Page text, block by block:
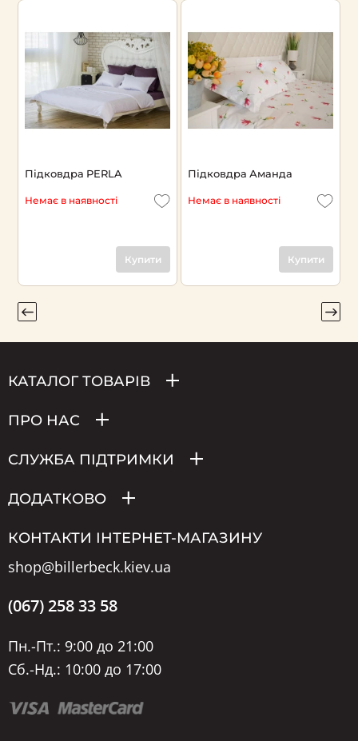
Підковдра PERLA
Немає в наявності
Купити
Підковдра Аманда
Немає в наявності
Купити
КАТАЛОГ ТОВАРІВ
ПРО НАС
СЛУЖБА ПІДТРИМКИ
ДОДАТКОВО
КОНТАКТИ ІНТЕРНЕТ-МАГАЗИНУ
shop@billerbeck.kiev.ua
(067) 258 33 58
Пн.-Пт.: 9:00 до 21:00
Сб.-Нд.: 10:00 до 17:00